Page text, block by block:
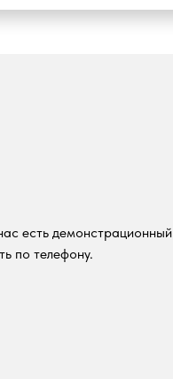
есть демонстрационный
по телефону.